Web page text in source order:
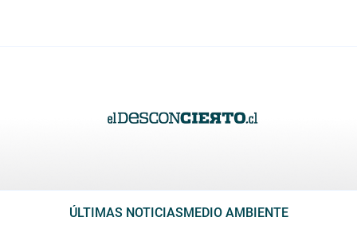
ÚLTIMAS NOTICIAS MEDIO AMBIENTE